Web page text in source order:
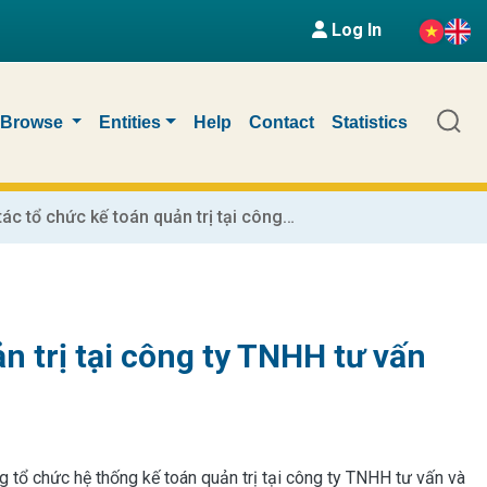
Log In
Browse Entities Help Contact Statistics
Hoàn thiện công tác tổ chức kế toán quản trị tại công ty TNHH tư vấn và đầu tư xây dựng cơ sở hạ tầng
trị tại công ty TNHH tư vấn
tổ chức hệ thống kế toán quản trị tại công ty TNHH tư vấn và